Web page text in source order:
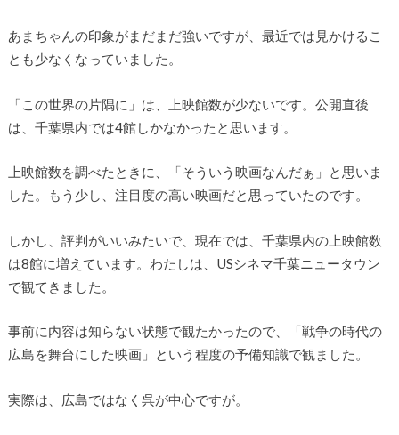
あまちゃんの印象がまだまだ強いですが、最近では見かけるこ
とも少なくなっていました。
「この世界の片隅に」は、上映館数が少ないです。公開直後
は、千葉県内では4館しかなかったと思います。
上映館数を調べたときに、「そういう映画なんだぁ」と思いま
した。もう少し、注目度の高い映画だと思っていたのです。
しかし、評判がいいみたいで、現在では、千葉県内の上映館数
は8館に増えています。わたしは、USシネマ千葉ニュータウン
で観てきました。
事前に内容は知らない状態で観たかったので、「戦争の時代の
広島を舞台にした映画」という程度の予備知識で観ました。
実際は、広島ではなく呉が中心ですが。